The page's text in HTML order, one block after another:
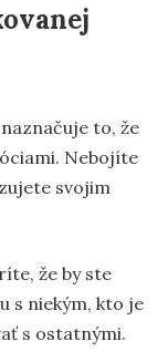
to, že
Nebojíte
svojim
že by ste
s niekým, kto je
s ostatnými.